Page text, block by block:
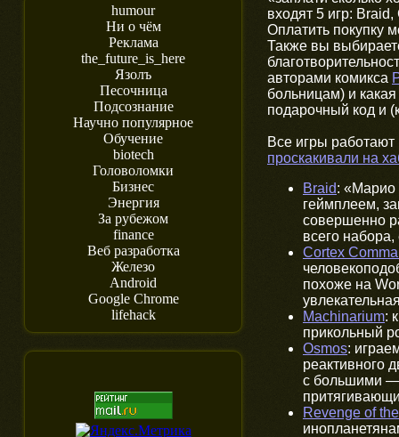
humour
Ни о чём
Реклама
the_future_is_here
Язолъ
Песочница
Подсознание
Научно популярное
Обучение
biotech
Головоломки
Бизнес
Энергия
За рубежом
finance
Веб разработка
Железо
Android
Google Chrome
lifehack
входят 5 игр:
Оплатить покупку
Также вы
авторами комикса
больницам) и
подарочный код и
Все игры
проскакивали на
Braid: «Марио
геймплеем,
совершенно
всего
Cortex
похоже на
Machinarium:
прикольный
Osmos:
реактивного
с большими —
Revenge of